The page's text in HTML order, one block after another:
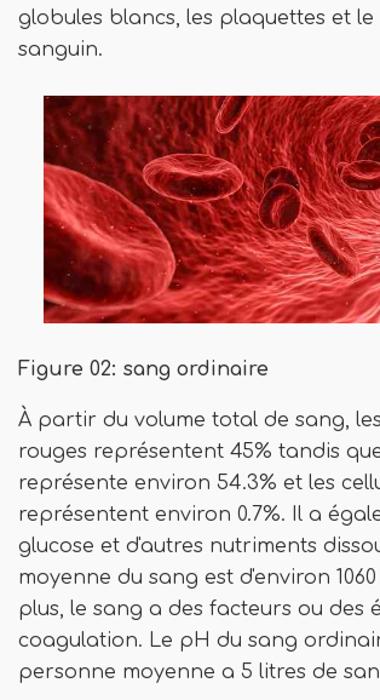
globules blancs, les plaquettes et le
sanguin.
Figure 02: sang ordinaire
À partir du volume total de sang,
rouges représentent 45% tandis
représente environ 54.3% et les
représentent environ 0.7%. Il a
glucose et d'autres nutriments
moyenne du sang est d'environ
plus, le sang a des facteurs ou des
coagulation. Le pH du sang
personne moyenne a 5 litres de